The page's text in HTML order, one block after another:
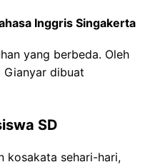
Inggris Singakerta
yang berbeda. Oleh
dibuat
SD
kosakata sehari-hari,